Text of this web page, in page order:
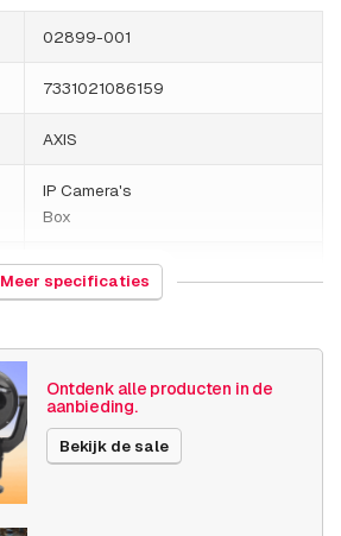
02899-001
7331021086159
AXIS
IP Camera's
Box
852589
220 x 265 x 105 millimeters
Binnen camera
Meer specificaties
Ontdenk alle producten in de
aanbieding.
Bekijk de sale